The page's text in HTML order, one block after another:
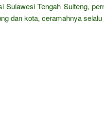
Sulawesi Tengah Sulteng,
dan kota, ceramahnya selalu